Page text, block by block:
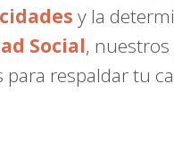
y la
Social, nuestros
para respaldar tu